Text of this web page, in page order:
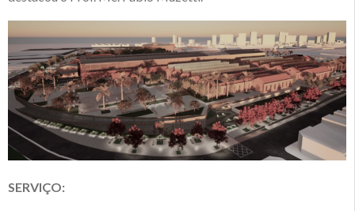
SERVIÇO: